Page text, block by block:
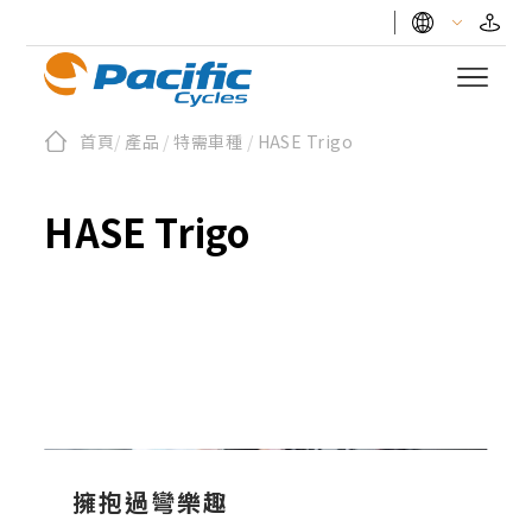
首頁/ 產品 / 特需車種 / HASE Trigo
HASE Trigo
擁抱過彎樂趣